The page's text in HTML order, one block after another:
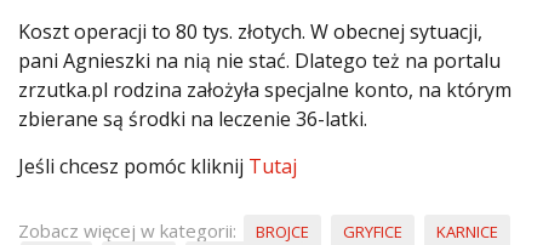
Koszt operacji to 80 tys. złotych. W obecnej sytuacji,
pani Agnieszki na nią nie stać. Dlatego też na portalu
zrzutka.pl rodzina założyła specjalne konto, na którym
zbierane są środki na leczenie 36-latki.
Jeśli chcesz pomóc kliknij Tutaj
Zobacz więcej w kategorii: BROJCE GRYFICE
KARNICE